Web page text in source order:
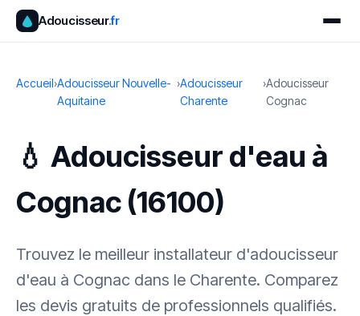
Adoucisseur.fr
Accueil›Adoucisseur Nouvelle-
Aquitaine
›Adoucisseur
Charente
›Adoucisseur
Cognac
💧 Adoucisseur d'eau à
Cognac (16100)
Trouvez le meilleur installateur d'adoucisseur
d'eau à Cognac dans le Charente. Comparez
les devis gratuits de professionnels qualifiés.